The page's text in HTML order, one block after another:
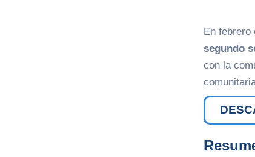
En febrero
segundo
con la